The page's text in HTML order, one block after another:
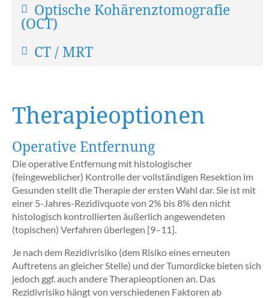
Optische Kohärenztomografie
(OCT)
CT / MRT
Therapieoptionen
Operative Entfernung
Die operative Entfernung mit histologischer
(feingeweblicher) Kontrolle der vollständigen Resektion im
Gesunden stellt die Therapie der ersten Wahl dar. Sie ist mit
einer 5-Jahres-Rezidivquote von 2% bis 8% den nicht
histologisch kontrollierten äußerlich angewendeten
(topischen) Verfahren überlegen [9–11].
Je nach dem Rezidivrisiko (dem Risiko eines erneuten
Auftretens an gleicher Stelle) und der Tumordicke bieten sich
jedoch ggf. auch andere Therapieoptionen an. Das
Rezidivrisiko hängt von verschiedenen Faktoren ab